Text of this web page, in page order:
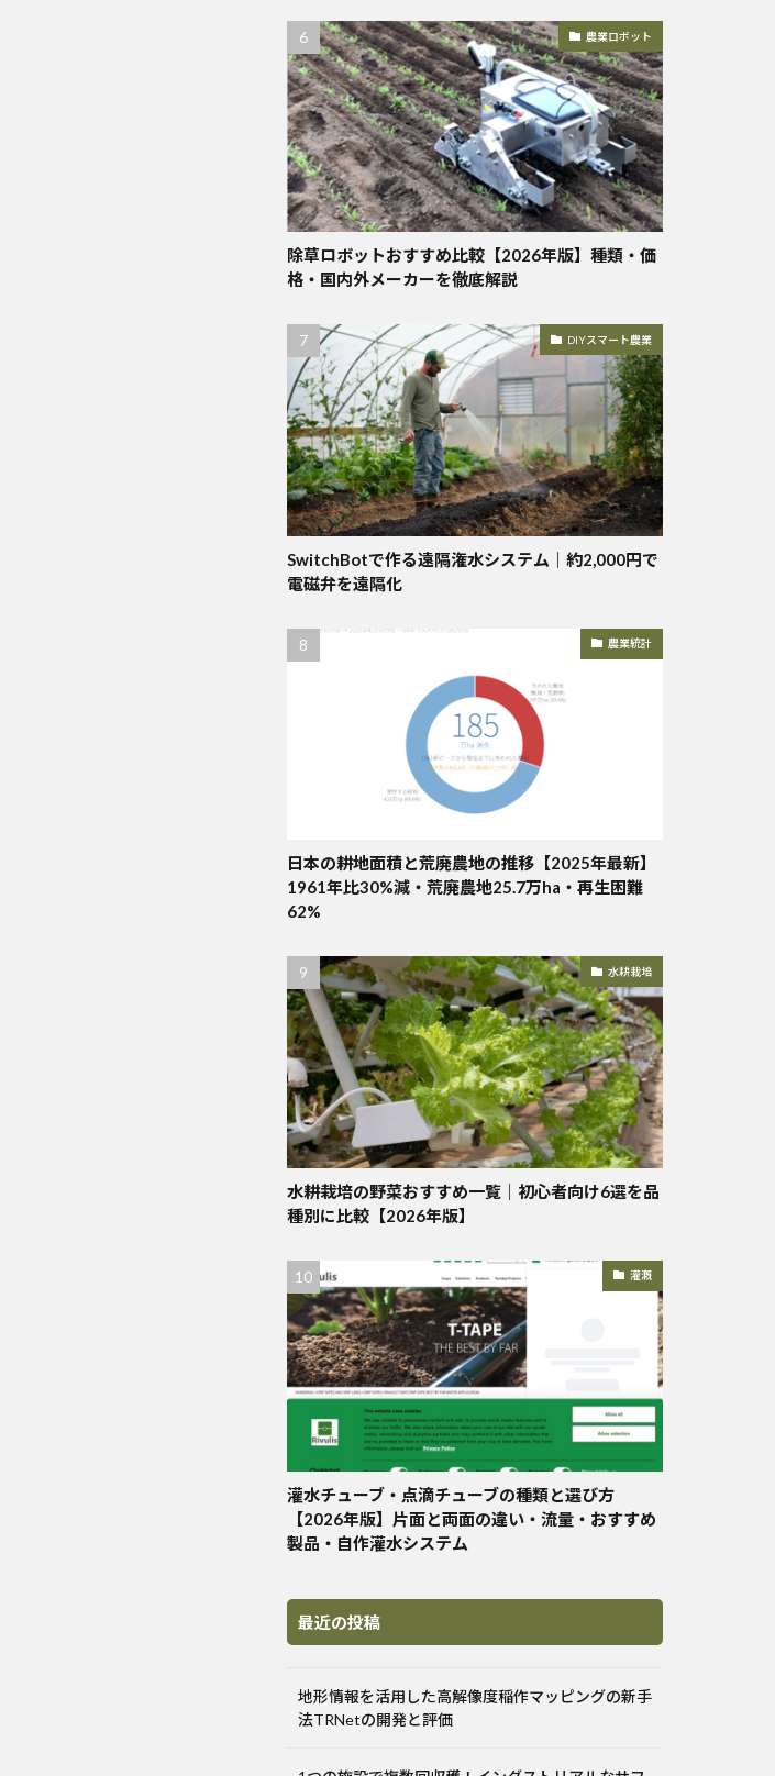
農業ロボット
除草ロボットおすすめ比較【2026年版】種類・価
格・国内外メーカーを徹底解説
DIYスマート農業
SwitchBotで作る遠隔潅水システム｜約2,000円で
電磁弁を遠隔化
農業統計
日本の耕地面積と荒廃農地の推移【2025年最新】
1961年比30%減・荒廃農地25.7万ha・再生困難
62%
水耕栽培
水耕栽培の野菜おすすめ一覧｜初心者向け6選を品
種別に比較【2026年版】
灌漑
灌水チューブ・点滴チューブの種類と選び方
【2026年版】片面と両面の違い・流量・おすすめ
製品・自作灌水システム
最近の投稿
地形情報を活用した高解像度稲作マッピングの新手
法TRNetの開発と評価